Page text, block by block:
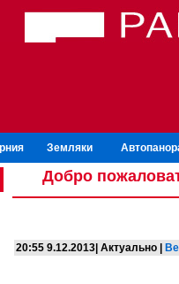
Земляки
Добро
20:55 9.12.2013| Актуально |